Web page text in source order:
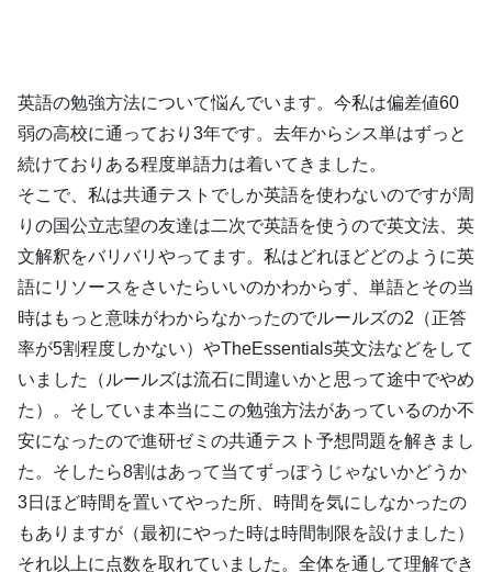
英語の勉強方法について悩んでいます。今私は偏差値60
弱の高校に通っており3年です。去年からシス単はずっと
続けておりある程度単語力は着いてきました。
そこで、私は共通テストでしか英語を使わないのですが周
りの国公立志望の友達は二次で英語を使うので英文法、英
文解釈をバリバリやってます。私はどれほどどのように英
語にリソースをさいたらいいのかわからず、単語とその当
時はもっと意味がわからなかったのでルールズの2（正答
率が5割程度しかない）やTheEssentials英文法などをして
いました（ルールズは流石に間違いかと思って途中でやめ
た）。そしていま本当にこの勉強方法があっているのか不
安になったので進研ゼミの共通テスト予想問題を解きまし
た。そしたら8割はあって当てずっぽうじゃないかどうか
3日ほど時間を置いてやった所、時間を気にしなかったの
もありますが（最初にやった時は時間制限を設けました）
それ以上に点数を取れていました。全体を通して理解でき